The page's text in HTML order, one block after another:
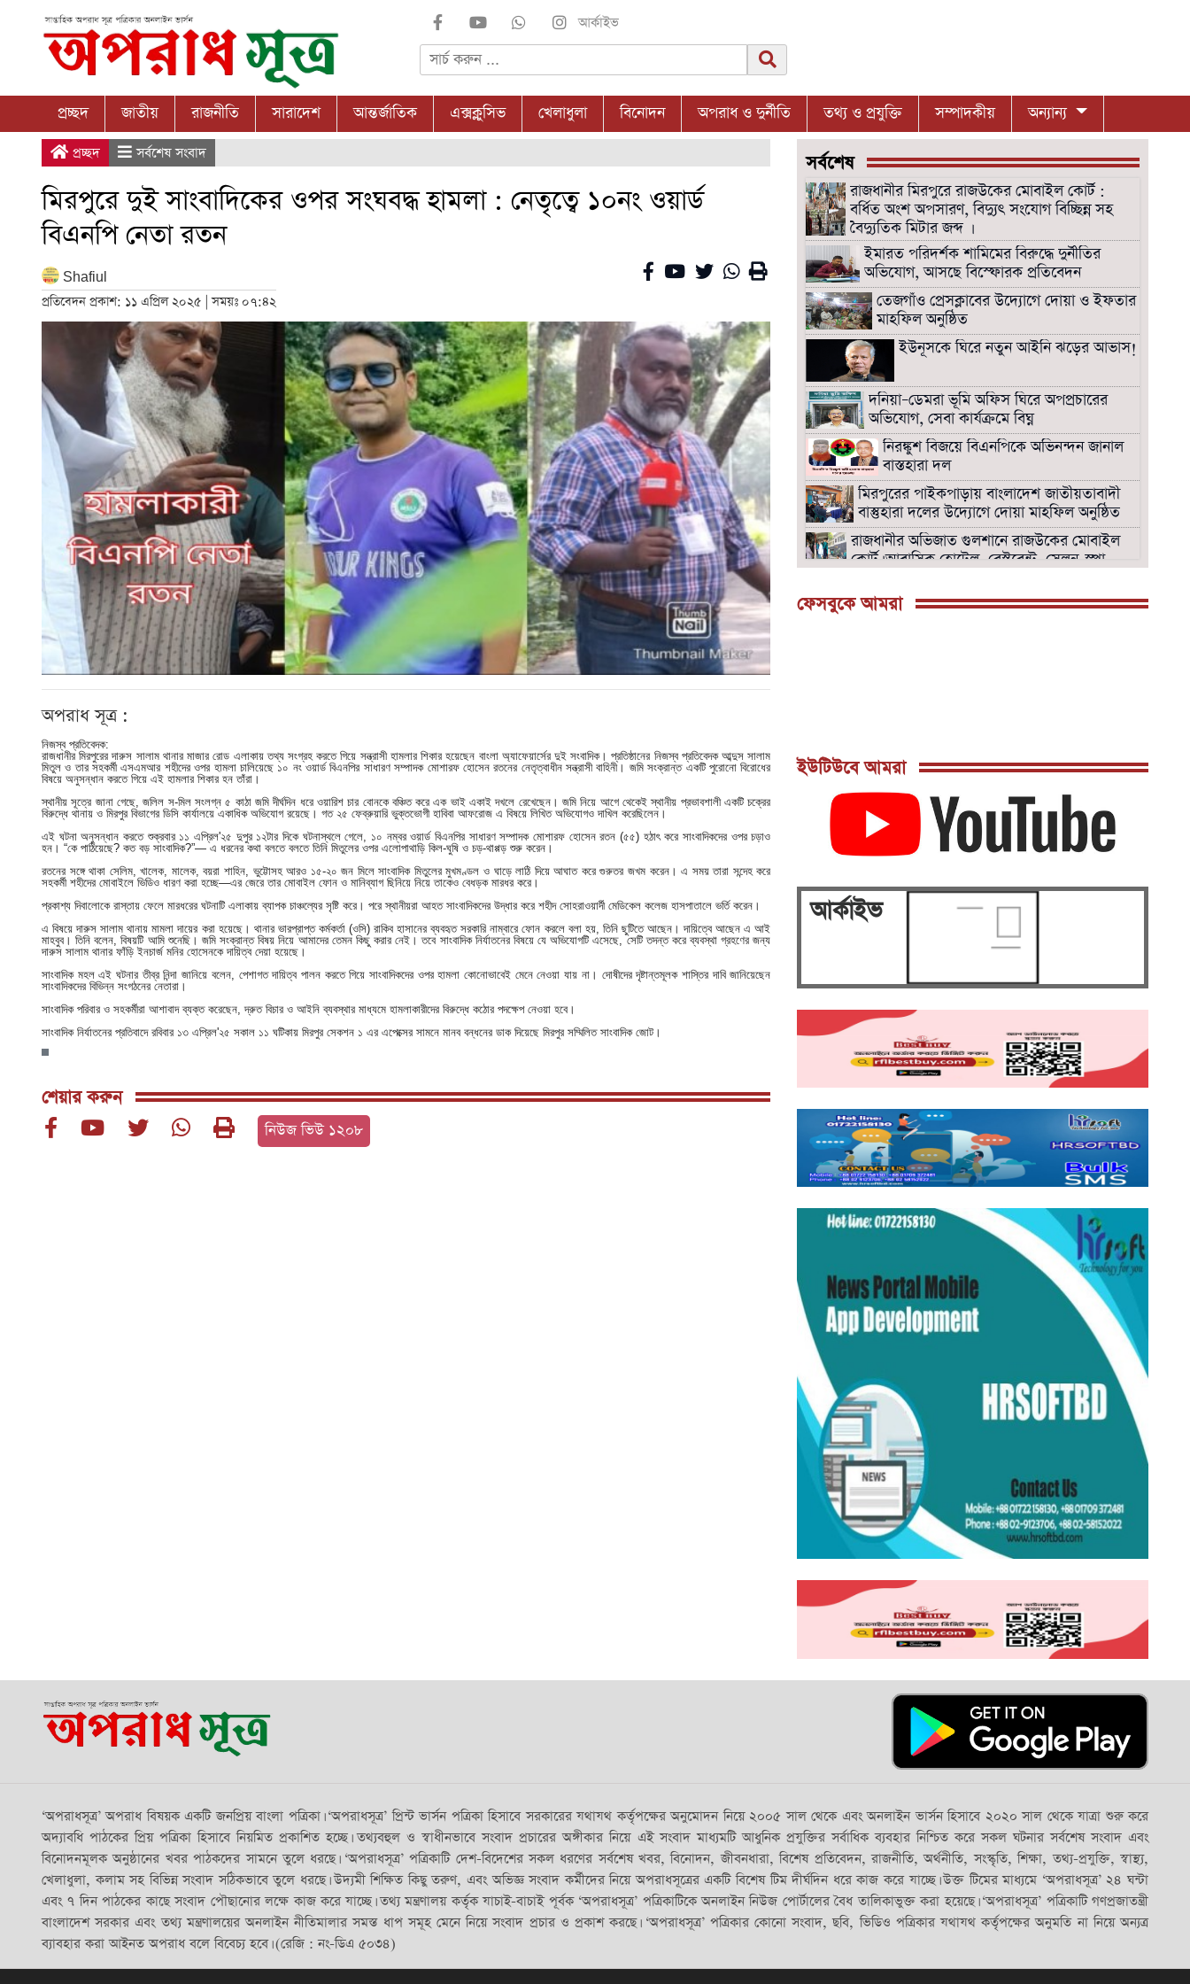
আর্কাইভ
প্রচ্ছদ জাতীয় রাজনীতি সারাদেশ আন্তর্জাতিক এক্সক্লুসিভ খেলাধুলা বিনোদন অপরাধ ও দুর্নীতি তথ্য ও প্রযুক্তি সম্পাদকীয় অন্যান্য
প্রচ্ছদ সর্বশেষ সংবাদ
মিরপুরে দুই সাংবাদিকের ওপর সংঘবদ্ধ হামলা : নেতৃত্বে ১০নং ওয়ার্ড
বিএনপি নেতা রতন
Shafiul
প্রতিবেদন প্রকাশ: ১১ এপ্রিল ২০২৫ | সময়ঃ ০৭:৪২
অপরাধ সূত্র :
নিজস্ব প্রতিবেদক:
রাজধানীর মিরপুরের দারুস সালাম থানার মাজার রোড এলাকায় তথ্য সংগ্রহ করতে গিয়ে সন্ত্রাসী হামলার শিকার হয়েছেন বাংলা অ্যাফেয়ার্সের দুই সংবাদিক। প্রতিষ্ঠানের নিজস্ব প্রতিবেদক আব্দুস সালাম
মিতুল ও তার সহকর্মী এসএমআর শহীদের ওপর হামলা চালিয়েছে ১০ নং ওয়ার্ড বিএনপির সাধারণ সম্পাদক মোশারফ হোসেন রতনের নেতৃত্বাধীন সন্ত্রাসী বাহিনী। জমি সংক্রান্ত একটি পুরোনো বিরোধের
বিষয়ে অনুসন্ধান করতে গিয়ে এই হামলার শিকার হন তাঁরা।
স্থানীয় সূত্রে জানা গেছে, জলিল স-মিল সংলগ্ন ৫ কাঠা জমি দীর্ঘদিন ধরে ওয়ারিশ চার বোনকে বঞ্চিত করে এক ভাই একাই দখলে রেখেছেন। জমি নিয়ে আগে থেকেই স্থানীয় প্রভাবশালী একটি চক্রের
বিরুদ্ধে থানায় ও মিরপুর বিভাগের ডিসি কার্যালয়ে একাধিক অভিযোগ রয়েছে। গত ২৫ ফেব্রুয়ারি ভুক্তভোগী হাবিবা আফরোজ এ বিষয়ে লিখিত অভিযোগও দাখিল করেছিলেন।
এই ঘটনা অনুসন্ধান করতে শুক্রবার ১১ এপ্রিল'২৫ দুপুর ১২টার দিকে ঘটনাস্থলে গেলে, ১০ নম্বর ওয়ার্ড বিএনপির সাধারণ সম্পাদক মোশারফ হোসেন রতন (৫৫) হঠাৎ করে সাংবাদিকদের ওপর চড়াও
হন। “কে পাঠিয়েছে? কত বড় সাংবাদিক?”— এ ধরনের কথা বলতে বলতে তিনি মিতুলের ওপর এলোপাথাড়ি কিল-ঘুষি ও চড়-থাপ্পড় শুরু করেন।
রতনের সঙ্গে থাকা সেলিম, খালেক, মালেক, বয়রা শাহিন, ভুট্টোসহ আরও ১৫-২০ জন মিলে সাংবাদিক মিতুলের মুখমণ্ডল ও ঘাড়ে লাঠি দিয়ে আঘাত করে গুরুতর জখম করেন। এ সময় তারা সন্দেহ করে
সহকর্মী শহীদের মোবাইলে ভিডিও ধারণ করা হচ্ছে—এর জেরে তার মোবাইল ফোন ও মানিব্যাগ ছিনিয়ে নিয়ে তাকেও বেধড়ক মারধর করে।
প্রকাশ্য দিবালোকে রাস্তায় ফেলে মারধরের ঘটনাটি এলাকায় ব্যাপক চাঞ্চল্যের সৃষ্টি করে। পরে স্থানীয়রা আহত সাংবাদিকদের উদ্ধার করে শহীদ সোহরাওয়ার্দী মেডিকেল কলেজ হাসপাতালে ভর্তি করেন।
এ বিষয়ে দারুস সালাম থানায় মামলা দায়ের করা হয়েছে। থানার ভারপ্রাপ্ত কর্মকর্তা (ওসি) রাকিব হাসানের ব্যবহৃত সরকারি নাম্বারে ফোন করলে বলা হয়, তিনি ছুটিতে আছেন। দায়িত্বে আছেন এ আই
মাহবুব। তিনি বলেন, বিষয়টি আমি শুনেছি। জমি সংক্রান্ত বিষয় নিয়ে আমাদের তেমন কিছু করার নেই। তবে সাংবাদিক নির্যাতনের বিষয়ে যে অভিযোগটি এসেছে, সেটি তদন্ত করে ব্যবস্থা গ্রহণের জন্য
দারুস সালাম থানার ফাঁড়ি ইনচার্জ মনির হোসেনকে দায়িত্ব দেয়া হয়েছে।
সাংবাদিক মহল এই ঘটনার তীব্র নিন্দা জানিয়ে বলেন, পেশাগত দায়িত্ব পালন করতে গিয়ে সাংবাদিকদের ওপর হামলা কোনোভাবেই মেনে নেওয়া যায় না। দোষীদের দৃষ্টান্তমূলক শাস্তির দাবি জানিয়েছেন
সাংবাদিকদের বিভিন্ন সংগঠনের নেতারা।
সাংবাদিক পরিবার ও সহকর্মীরা আশাবাদ ব্যক্ত করেছেন, দ্রুত বিচার ও আইনি ব্যবস্থার মাধ্যমে হামলাকারীদের বিরুদ্ধে কঠোর পদক্ষেপ নেওয়া হবে।
সাংবাদিক নির্যাতনের প্রতিবাদে রবিবার ১৩ এপ্রিল'২৫ সকাল ১১ ঘটিকায় মিরপুর সেকশন ১ এর এপেক্সের সামনে মানব বন্ধনের ডাক দিয়েছে মিরপুর সম্মিলিত সাংবাদিক জোট।
শেয়ার করুন
নিউজ ভিউ ১২০৮
সর্বশেষ
রাজধানীর মিরপুরে রাজউকের মোবাইল কোর্ট :
বর্ধিত অংশ অপসারণ, বিদ্যুৎ সংযোগ বিচ্ছিন্ন সহ
বৈদ্যুতিক মিটার জব্দ ।
ইমারত পরিদর্শক শামিমের বিরুদ্ধে দুর্নীতির
অভিযোগ, আসছে বিস্ফোরক প্রতিবেদন
তেজগাঁও প্রেসক্লাবের উদ্যোগে দোয়া ও ইফতার
মাহফিল অনুষ্ঠিত
ইউনূসকে ঘিরে নতুন আইনি ঝড়ের আভাস!
দনিয়া–ডেমরা ভূমি অফিস ঘিরে অপপ্রচারের
অভিযোগ, সেবা কার্যক্রমে বিঘ্ন
নিরঙ্কুশ বিজয়ে বিএনপিকে অভিনন্দন জানাল
বাস্তহারা দল
মিরপুরের পাইকপাড়ায় বাংলাদেশ জাতীয়তাবাদী
বাস্তুহারা দলের উদ্যোগে দোয়া মাহফিল অনুষ্ঠিত
রাজধানীর অভিজাত গুলশানে রাজউকের মোবাইল
কোর্ট। আবাসিক হোটেল, রেস্টুরেন্ট, সেলুন-স্পা,
বনানীতে রাজউকের উচ্ছেদ অভিযানে হোটেল,
মিরপুরে রাজউকের মোবাইল কোর্টে ৭টি ভবনে
উচ্ছেদ : ৭লক্ষ টাকা জরিমানাসহ বৈদ্যুতিক মিটার
জব্দ
গুলশানে রাজউকের মোবাইল কোর্টে ৭টি হোটেল ও
সেলুন সীলগালা, ৯ নারী ও ৫ পুরুষ আটক
মোবাইল কোর্ট ও বৈদ্যুতিক মিটার জব্দ।।
ঢাকা ১৭ আসনে নির্বাচন প্রার্থীতা প্রত্যাশী
বিএনপি'র ত্যাগী যুব নেতা মাহমুদুল আলম সোহাগ।
ফেসবুকে আমরা
ইউটিউবে আমরা
আর্কাইভ
‘অপরাধসূত্র’ অপরাধ বিষয়ক একটি জনপ্রিয় বাংলা পত্রিকা। ‘অপরাধসূত্র’ প্রিন্ট ভার্সন পত্রিকা হিসাবে সরকারের যথাযথ কর্তৃপক্ষের অনুমোদন নিয়ে ২০০৫ সাল থেকে এবং অনলাইন ভার্সন হিসাবে ২০২০ সাল থেকে যাত্রা শুরু করে
অদ্যাবধি পাঠকের প্রিয় পত্রিকা হিসাবে নিয়মিত প্রকাশিত হচ্ছে। তথ্যবহুল ও স্বাধীনভাবে সংবাদ প্রচারের অঙ্গীকার নিয়ে এই সংবাদ মাধ্যমটি আধুনিক প্রযুক্তির সর্বাধিক ব্যবহার নিশ্চিত করে সকল ঘটনার সর্বশেষ সংবাদ এবং
বিনোদনমূলক অনুষ্ঠানের খবর পাঠকদের সামনে তুলে ধরছে। ‘অপরাধসূত্র’ পত্রিকাটি দেশ-বিদেশের সকল ধরণের সর্বশেষ খবর, বিনোদন, জীবনধারা, বিশেষ প্রতিবেদন, রাজনীতি, অর্থনীতি, সংস্কৃতি, শিক্ষা, তথ্য-প্রযুক্তি, স্বাস্থ্য,
খেলাধুলা, কলাম সহ বিভিন্ন সংবাদ সঠিকভাবে তুলে ধরছে। উদ্যমী শিক্ষিত কিছু তরুণ, এবং অভিজ্ঞ সংবাদ কর্মীদের নিয়ে অপরাধসূত্রের একটি বিশেষ টিম দীর্ঘদিন ধরে কাজ করে যাচ্ছে। উক্ত টিমের মাধ্যমে ‘অপরাধসূত্র’ ২৪ ঘন্টা
এবং ৭ দিন পাঠকের কাছে সংবাদ পৌছানোর লক্ষে কাজ করে যাচ্ছে। তথ্য মন্ত্রণালয় কর্তৃক যাচাই-বাচাই পূর্বক ‘অপরাধসূত্র’ পত্রিকাটিকে অনলাইন নিউজ পোর্টালের বৈধ তালিকাভুক্ত করা হয়েছে। ‘অপরাধসূত্র’ পত্রিকাটি গণপ্রজাতন্ত্রী
বাংলাদেশ সরকার এবং তথ্য মন্ত্রণালয়ের অনলাইন নীতিমালার সমস্ত ধাপ সমূহ মেনে নিয়ে সংবাদ প্রচার ও প্রকাশ করছে। ‘অপরাধসূত্র’ পত্রিকার কোনো সংবাদ, ছবি, ভিডিও পত্রিকার যথাযথ কর্তৃপক্ষের অনুমতি না নিয়ে অন্যত্র
ব্যাবহার করা আইনত অপরাধ বলে বিবেচ্য হবে। (রেজি : নং-ডিএ ৫০৩৪)